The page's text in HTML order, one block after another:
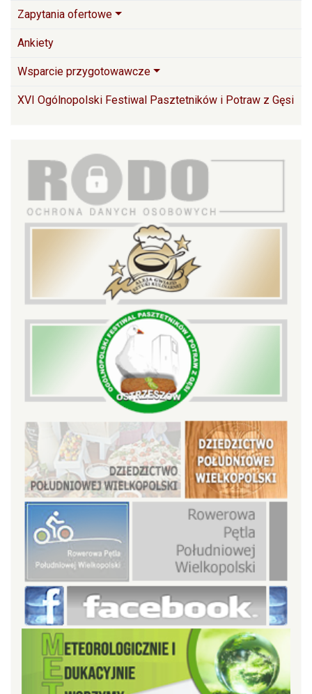
Zapytania ofertowe
Ankiety
Wsparcie przygotowawcze
XVI Ogólnopolski Festiwal Pasztetników i Potraw z Gęsi